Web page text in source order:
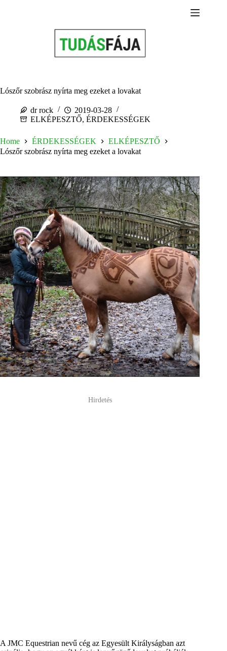
Lószőr szobrász nyírta meg ezeket a lovakat
dr rock
2019-03-28
ELKÉPESZTŐ, ÉRDEKESSÉGEK
Home ÉRDEKESSÉGEK
ELKÉPESZTŐ
Lószőr szobrász nyírta meg ezeket a lovakat
Hirdetés
A JMC Equestrian nevű cég az Egyesült Királyságban azt